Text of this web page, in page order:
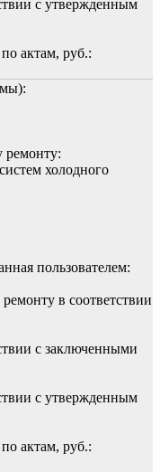
с утвержденным
актам, руб.:
ремонту:
холодного
пользователем:
в соответствии
с заключенными
с утвержденным
актам, руб.: